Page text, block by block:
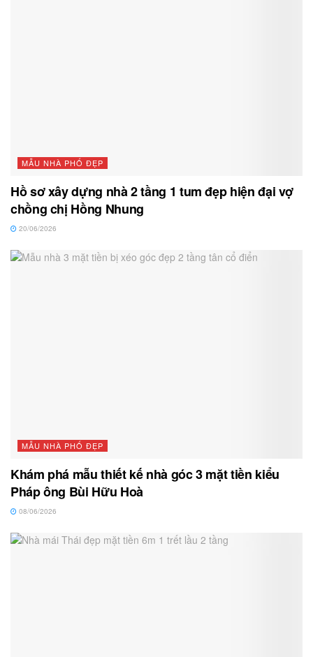
MẪU NHÀ PHỐ ĐẸP
Hồ sơ xây dựng nhà 2 tầng 1 tum đẹp hiện đại vợ
chồng chị Hồng Nhung
20/06/2026
MẪU NHÀ PHỐ ĐẸP
Khám phá mẫu thiết kế nhà góc 3 mặt tiền kiểu
Pháp ông Bùi Hữu Hoà
08/06/2026